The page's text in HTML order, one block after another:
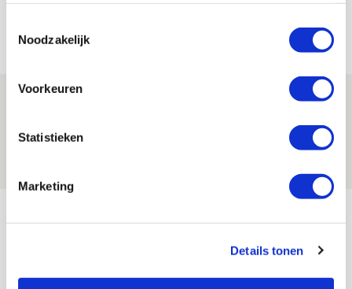
Noodzakelijk
Voorkeuren
Statistieken
Marketing
Details tonen
Net binnen //
Brandt: ‘Ajax en Cruijff bleven door
07 AUGUSTUS 2026 - 14:13